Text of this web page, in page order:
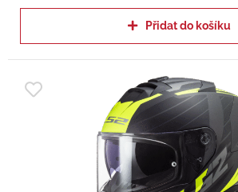
Přidat do košíku